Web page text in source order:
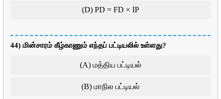
(D) PD = FD × IP
44) மின்சாரம் கீழ்காணும் எந்தப் பட்டியலில் உள்ளது?
(A) மத்திய பட்டியல்
(B) மாநில பட்டியல்